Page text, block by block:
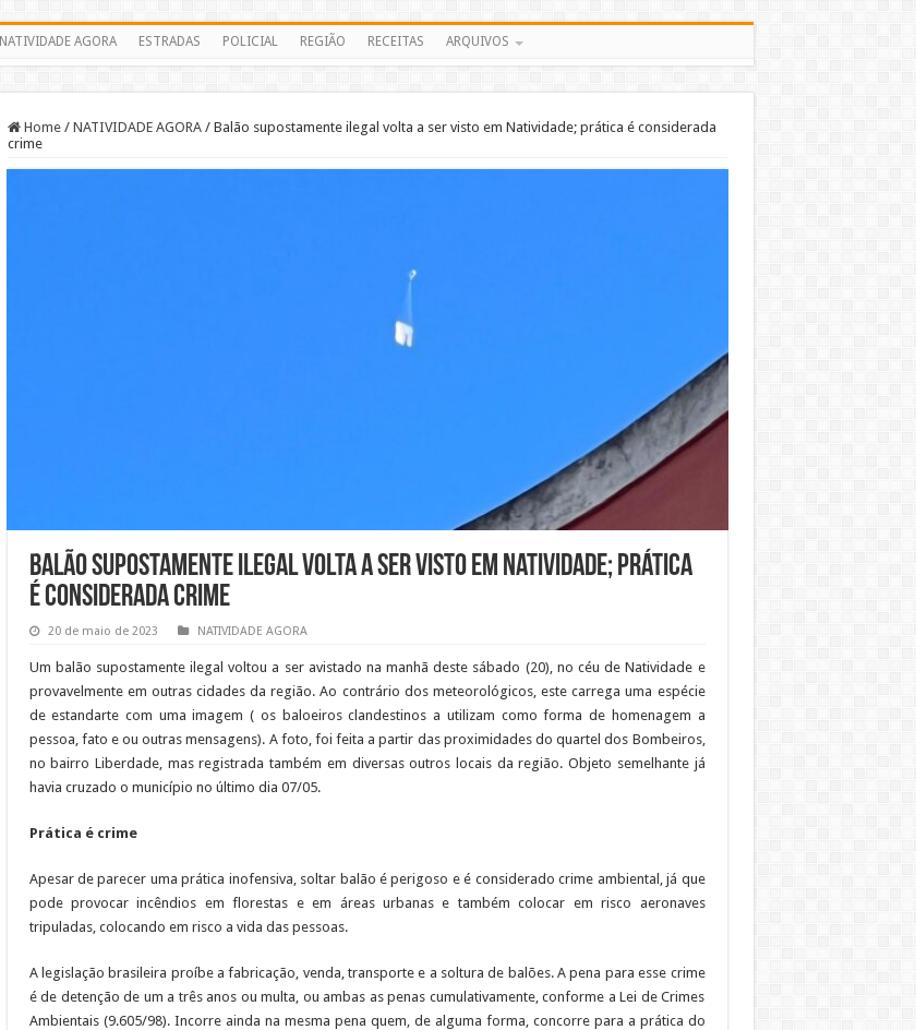
NATIVIDADE AGORA ESTRADAS POLICIAL REGIÃO RECEITAS ARQUIVOS
Home / NATIVIDADE AGORA / Balão supostamente ilegal volta a ser visto em Natividade; prática é considerada
crime
Balão supostamente ilegal volta a ser visto em Natividade; prática
é considerada crime
20 de maio de 2023 NATIVIDADE AGORA
Um balão supostamente ilegal voltou a ser avistado na manhã deste sábado (20), no céu de Natividade e
provavelmente em outras cidades da região. Ao contrário dos meteorológicos, este carrega uma espécie
de estandarte com uma imagem ( os baloeiros clandestinos a utilizam como forma de homenagem a
pessoa, fato e ou outras mensagens). A foto, foi feita a partir das proximidades do quartel dos Bombeiros,
no bairro Liberdade, mas registrada também em diversas outros locais da região. Objeto semelhante já
havia cruzado o município no último dia 07/05.
Prática é crime
Apesar de parecer uma prática inofensiva, soltar balão é perigoso e é considerado crime ambiental, já que
pode provocar incêndios em florestas e em áreas urbanas e também colocar em risco aeronaves
tripuladas, colocando em risco a vida das pessoas.
A legislação brasileira proíbe a fabricação, venda, transporte e a soltura de balões. A pena para esse crime
é de detenção de um a três anos ou multa, ou ambas as penas cumulativamente, conforme a Lei de Crimes
Ambientais (9.605/98). Incorre ainda na mesma pena quem, de alguma forma, concorre para a prática do